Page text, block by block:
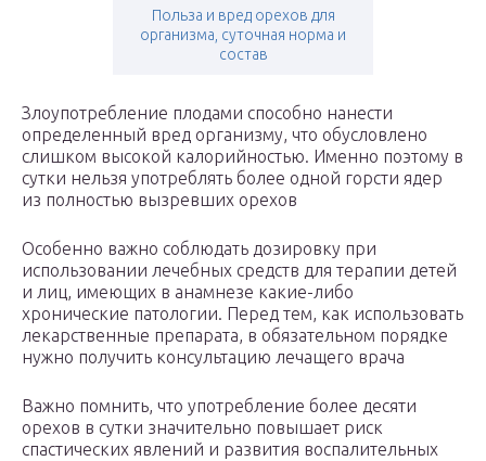
Польза и вред орехов для
организма, суточная норма и
состав
Злоупотребление плодами способно нанести
определенный вред организму, что обусловлено
слишком высокой калорийностью. Именно поэтому в
сутки нельзя употреблять более одной горсти ядер
из полностью вызревших орехов
Особенно важно соблюдать дозировку при
использовании лечебных средств для терапии детей
и лиц, имеющих в анамнезе какие-либо
хронические патологии. Перед тем, как использовать
лекарственные препарата, в обязательном порядке
нужно получить консультацию лечащего врача
Важно помнить, что употребление более десяти
орехов в сутки значительно повышает риск
спастических явлений и развития воспалительных